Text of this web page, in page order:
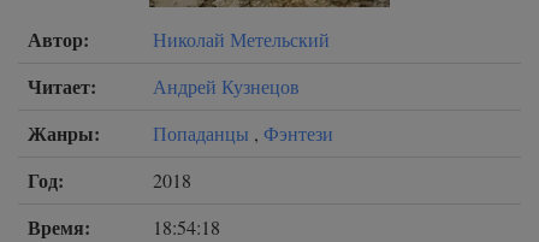
Автор: Николай Метельский
Читает: Андрей Кузнецов
Жанры: Попаданцы , Фэнтези
Год: 2018
Время: 18:54:18